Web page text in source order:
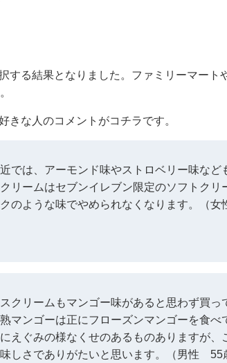
する結果となりました。ファミリーマート
きな人のコメントがコチラです。
では、アーモンド味やストロベリー味など
リームはセブンイレブン限定のソフトクリ
クのような味でやめられなくなります。（
クリームもマンゴー味があると思わず買っ
マンゴーは正にフローズンマンゴーを食べ
えぐみの様なくせのあるものありますが、
しさでありがたいと思います。（男性 55